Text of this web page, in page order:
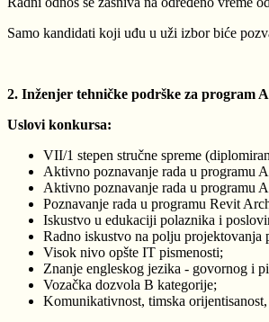
Samo kandidati koji uđu u uži izbor biće
2. Inženjer tehničke podrške za program
Uslovi konkursa:
VII/1 stepen stručne spreme
Aktivno poznavanje rada u programu
Aktivno poznavanje rada u programu
Poznavanje rada u programu Revit
Iskustvo u edukaciji polaznika i
Radno iskustvo na polju projektovanja
Visok nivo opšte IT pismenosti;
Znanje engleskog jezika - govornog i
Vozačka dozvola B kategorije;
Komunikativnost, timska